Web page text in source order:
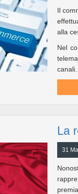
Il
alla
Nel
La
31